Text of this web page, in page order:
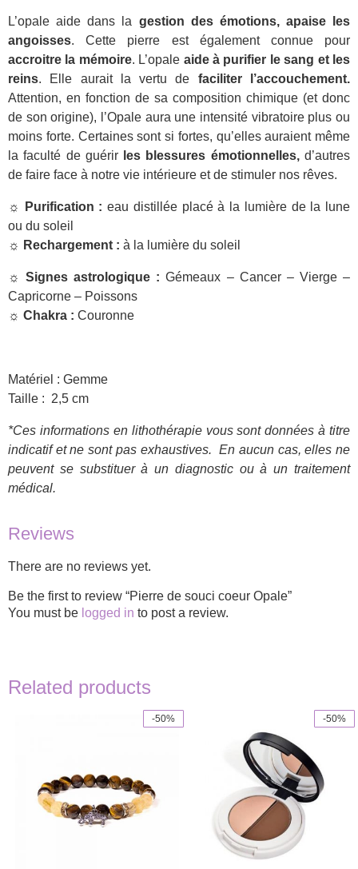
L’opale aide dans la gestion des émotions, apaise les
angoisses. Cette pierre est également connue pour
accroitre la mémoire. L’opale aide à purifier le sang et les
reins. Elle aurait la vertu de faciliter l’accouchement.
Attention, en fonction de sa composition chimique (et donc
de son origine), l’Opale aura une intensité vibratoire plus ou
moins forte. Certaines sont si fortes, qu’elles auraient même
la faculté de guérir les blessures émotionnelles,d’autres
de faire face à notre vie intérieure et de stimuler nos rêves.
☼ Purification :eau distillée placé à la lumière de la lune
ou du soleil
☼ Rechargement : à la lumière du soleil
☼ Signes astrologique :Gémeaux – Cancer – Vierge –
Capricorne – Poissons
☼ Chakra : Couronne
Matériel : Gemme
Taille : 2,5 cm
*Ces informations en lithothérapie vous sont données à titre
indicatif et ne sont pas exhaustives.En aucun cas, elles ne
peuvent se substituer à un diagnostic ou à un traitement
médical.
Reviews
There are no reviews yet.
Be the first to review “Pierre de souci coeur Opale”
You must be logged in to post a review.
Related products
-50% -50%
chosen